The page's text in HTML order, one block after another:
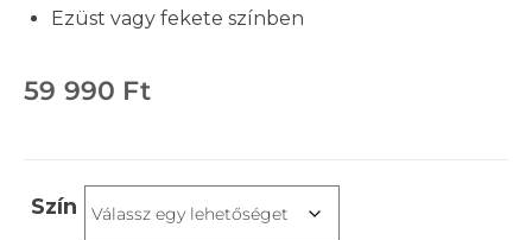
Ezüst vagy fekete színben
59 990 Ft
Szín